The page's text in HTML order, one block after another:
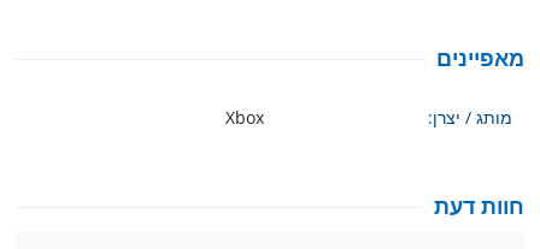
מאפיינים
מותג / יצרן: Xbox
חוות דעת